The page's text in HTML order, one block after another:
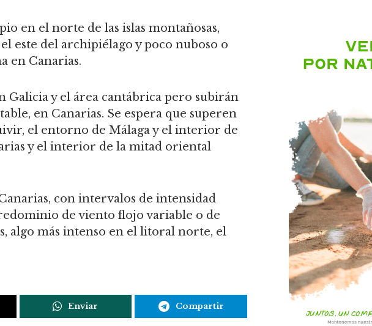
en el norte de las islas montañosas,
este del archipiélago y poco nuboso o
en Canarias.
Galicia y el área cantábrica pero subirán
en Canarias. Se espera que superen
el entorno de Málaga y el interior de
y el interior de la mitad oriental
con intervalos de intensidad
de viento flojo variable o de
algo más intenso en el litoral norte, el
Enviar Compartir